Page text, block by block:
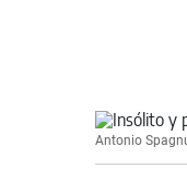
Antonio